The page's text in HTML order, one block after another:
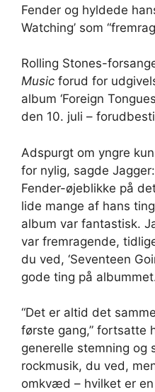
Fender og hyldede
Watching’ som
Rolling Stones-
Music forud for
album ‘Foreign
den 10. juli –
Adspurgt om yngre
for nylig, sagde
Fender-øjeblikke på
lide mange af hans
album var fantastisk.
var fremragende,
du ved, ‘Seventeen
gode ting på
“Det er altid det
første gang,” fortsatte
generelle stemning og
rockmusik, du ved,
omkvæd – hvilket er